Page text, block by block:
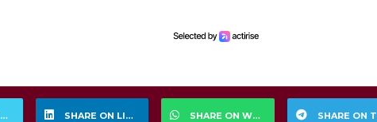
SHARE ON LINKEDIN SHARE ON WHATSAPP SHARE ON TELEGRAM